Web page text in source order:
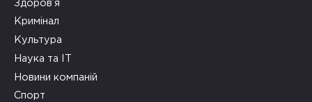
Здоров’я
Кримінал
Культура
Наука та ІТ
Новини компаній
Спорт